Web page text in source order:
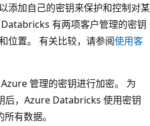
添加自己的密钥来保护和控制对某
有两项客户管理的密钥
位置。 有关比较，请参阅使用客
管理的密钥进行加密。 为
后，Azure Databricks 使用密钥
有数据。